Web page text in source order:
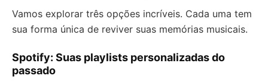
Vamos explorar três opções incríveis. Cada uma tem
sua forma única de reviver suas memórias musicais.
Spotify: Suas playlists personalizadas do
passado